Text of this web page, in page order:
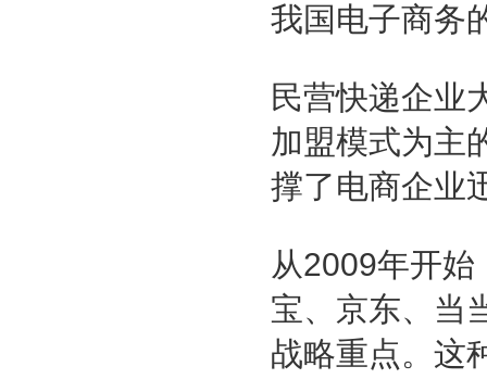
我国电子商务
民营快递企业
加盟模式为主
撑了电商企业
从2009年开
宝、京东、当
战略重点。这